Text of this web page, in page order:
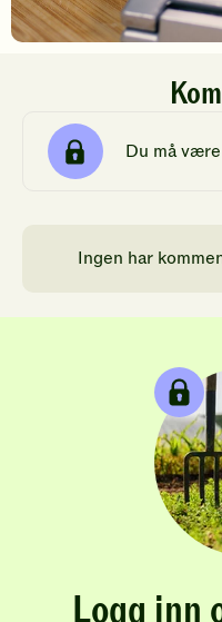
Du må være
Ingen har
Logg inn